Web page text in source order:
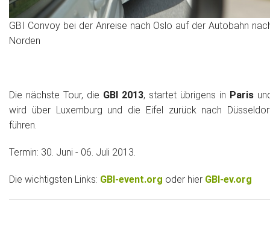
GBI Convoy bei der Anreise nach Oslo auf der Autobahn
Norden
Die nächste Tour, die GBI 2013, startet übrigens in Paris
wird über Luxemburg und die Eifel zurück nach
führen.
Termin: 30. Juni - 06. Juli 2013.
Die wichtigsten Links: GBI-event.org oder hier GBI-ev.org